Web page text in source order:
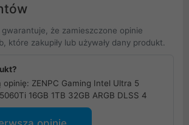
gwarantuje, że zamieszczone opinie
które zakupiły lub używały dany produkt.
opinię: ZENPC Gaming Intel Ultra 5
16GB 1TB 32GB ARGB DLSS 4